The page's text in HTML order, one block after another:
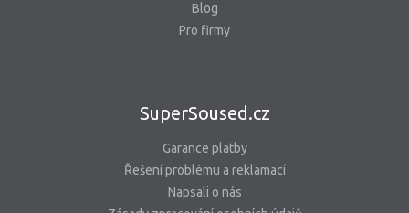
Blog
Pro firmy
SuperSoused.cz
Garance platby
Řešení problému a reklamací
Napsali o nás